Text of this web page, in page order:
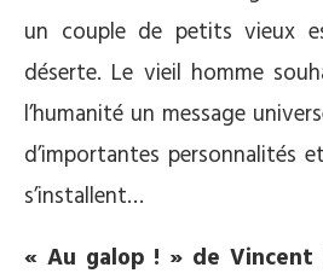
un couple de petits vieux
déserte. Le vieil homme
l’humanité un message
d’importantes personnalités
s’installent…
« Au galop ! » de Vincent